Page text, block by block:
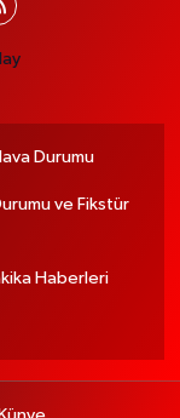
Durumu
ve Fikstür
Haberleri